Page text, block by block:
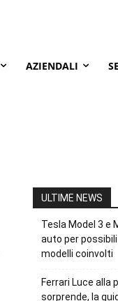
AZIENDALI
ULTIME NEWS
Tesla Model 3 e
auto per
modelli coinvolti
Ferrari Luce alla
sorprende, la